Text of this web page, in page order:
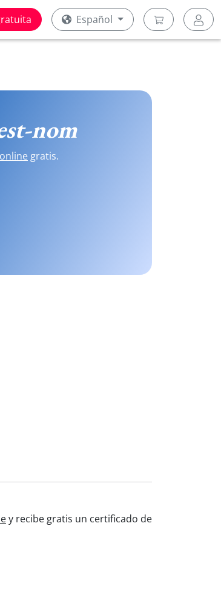
Español
nom
gratis.
y recibe gratis un certificado de